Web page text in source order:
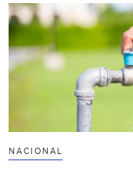
NACIONAL